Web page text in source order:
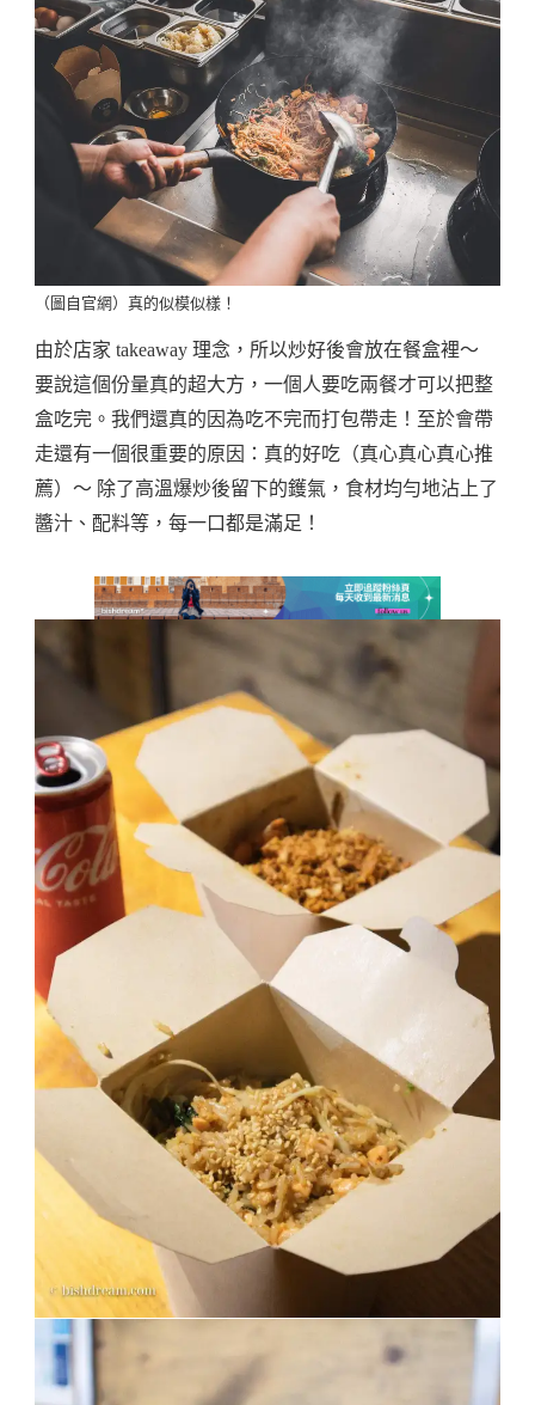
（圖自官網）真的似模似樣！
由於店家 takeaway 理念，所以炒好後會放在餐盒裡～
要說這個份量真的超大方，一個人要吃兩餐才可以把整
盒吃完。我們還真的因為吃不完而打包帶走！至於會帶
走還有一個很重要的原因：真的好吃（真心真心真心推
薦）～ 除了高溫爆炒後留下的鑊氣，食材均勻地沾上了
醬汁、配料等，每一口都是滿足！